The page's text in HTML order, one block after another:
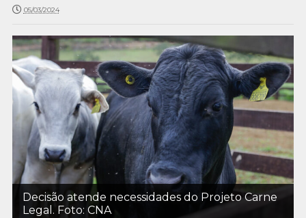
05/03/2024
Decisão atende necessidades do Projeto Carne
Legal. Foto: CNA